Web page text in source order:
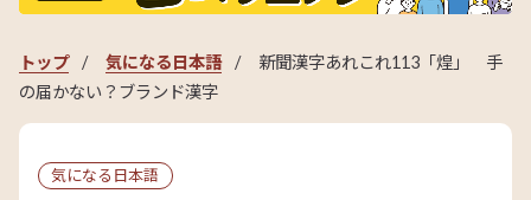
トップ 気になる日本語
新聞漢字あれこれ113「煌」 手
の届かない？ブランド漢字
気になる日本語